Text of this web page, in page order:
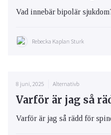
Vad innebär bipolär
Rebecka Kaplan Sturk
8 juni, 2025 Alternativb
Varför är jag så
Varför är jag så rädd för